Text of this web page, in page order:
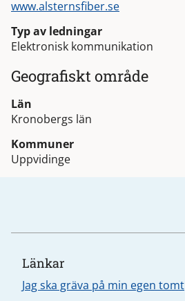
www.alsternsfiber.se
Typ av ledningar
Elektronisk kommunikation
Geografiskt område
Län
Kronobergs län
Kommuner
Uppvidinge
Länkar
Jag ska gräva på min egen tomt